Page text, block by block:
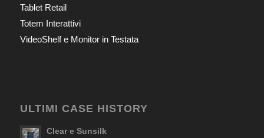
Tablet Retail
Totem Interattivi
VideoShelf e Monitor in Testata
ULTIMI CASE HISTORY
Clear e Sunsilk